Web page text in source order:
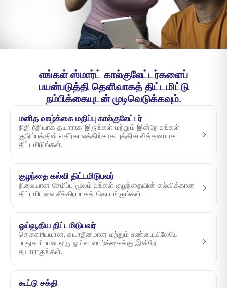
ஆன்லைனில் வாங்குங்கள் பிரீமியம் செலுத்துங்கள்
எங்கள் ஸ்மார்ட் கால்குலேட்டர்களைப்
பயன்படுத்தி தெளிவாகத் திட்டமிட்டு
நம்பிக்கையுடன் முடிவெடுக்கவும்.
மனித வாழ்க்கை மதிப்பு கால்குலேட்டர்
நிதி ரீதியாக தயாராக இருங்கள் மற்றும் இன்றே உங்கள்
குடும்பத்தின் எதிர்காலத்திற்காக புத்திசாலித்தனமாக
திட்டமிடுங்கள்.
குழந்தை கல்வி திட்டமிடுபவர்
நிலையான சேமிப்பு மூலம் உங்கள் குழந்தையின் கல்விக்கான
திட்டமிடலை சீக்கிரமாகத் தொடங்குங்கள்.
ஓய்வூதிய திட்டமிடுபவர்
சௌகரியமான, சுயாதீனமான மற்றும் உண்மையிலேயே
பாதுகாப்பான ஒரு ஓய்வு வாழ்க்கைக்கு இன்றே
தயாராகுங்கள்.
கூட்டு சக்தி